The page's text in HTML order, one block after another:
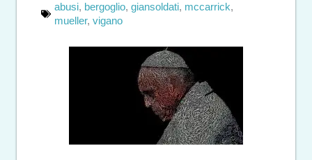
abusi, bergoglio, giansoldati, mccarrick,
mueller, vigano